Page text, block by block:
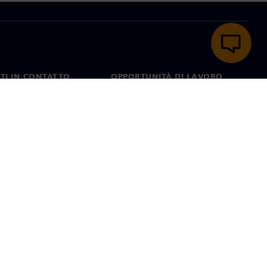
IN CONTATTO OPPORTUNITÀ DI LAVORO